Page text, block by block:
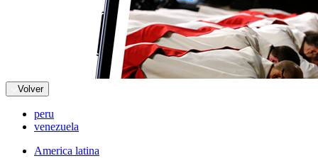
Volver
peru
venezuela
America latina